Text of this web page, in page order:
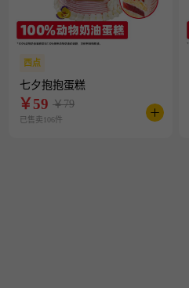
西点
七夕抱抱蛋糕
￥59 ￥79
已售卖106件